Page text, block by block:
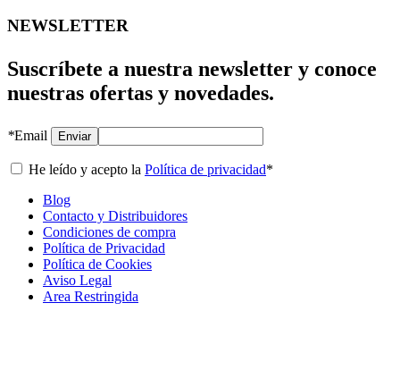
NEWSLETTER
Suscríbete a nuestra newsletter y conoce
nuestras ofertas y novedades.
*Email Enviar
He leído y acepto la Política de privacidad*
Blog
Contacto y Distribuidores
Condiciones de compra
Política de Privacidad
Política de Cookies
Aviso Legal
Area Restringida